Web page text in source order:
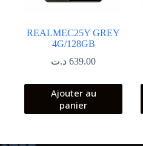
REALMEC25Y GREY
4G/128GB
639.00 د.ت
Ajouter au
panier